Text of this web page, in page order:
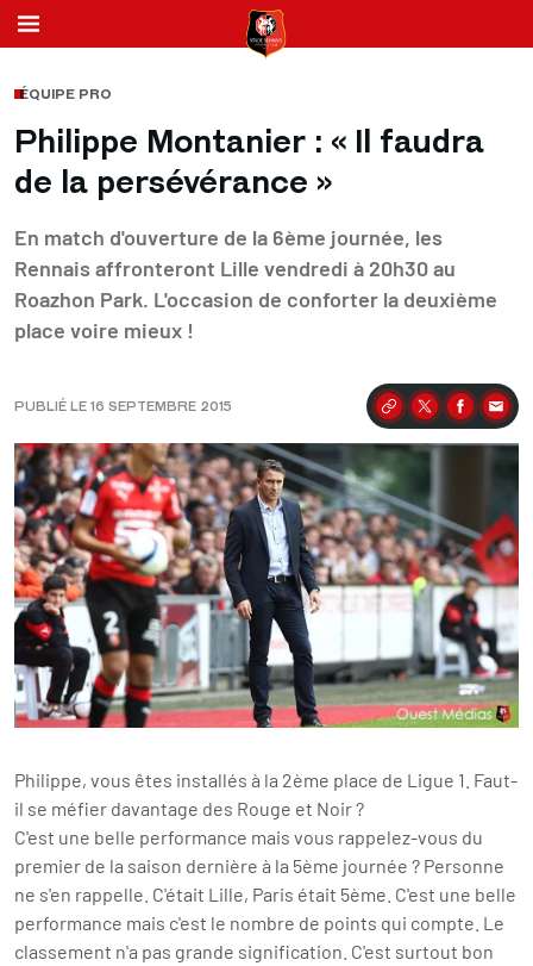
ÉQUIPE PRO
Philippe Montanier : « Il faudra
de la persévérance »
En match d'ouverture de la 6ème journée, les
Rennais affronteront Lille vendredi à 20h30 au
Roazhon Park. L'occasion de conforter la deuxième
place voire mieux !
PUBLIÉ LE 16 SEPTEMBRE 2015 Partager
Philippe, vous êtes installés à la 2ème place de Ligue 1. Faut-
il se méfier davantage des Rouge et Noir ?
C'est une belle performance mais vous rappelez-vous du
premier de la saison dernière à la 5ème journée ? Personne
ne s'en rappelle. C'était Lille, Paris était 5ème. C'est une belle
performance mais c'est le nombre de points qui compte. Le
classement n'a pas grande signification. C'est surtout bon